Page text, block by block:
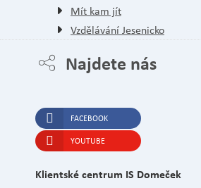
Mít kam jít
Vzdělávání Jesenicko
Najdete nás
FACEBOOK
YOUTUBE
Klientské centrum IS Domeček